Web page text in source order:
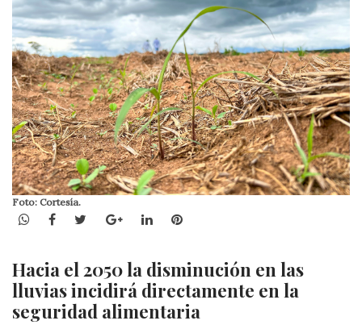
Foto: Cortesía.
WhatsApp
Facebook
TwitterGoogle+LinkedInPinterest
Hacia el 2050 la disminución en las
lluvias incidirá directamente en la
seguridad alimentaria